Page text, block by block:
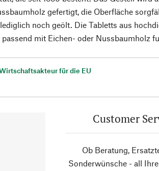
gefertigt, die Oberfläche
noch geölt. Die Tabletts aus
passend mit Eichen- oder Nussbaumholz
für die EU
Customer
Ob Beratung,
Sonderwünsche - all